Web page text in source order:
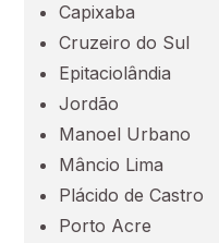
Mato
Mato
Capixaba
Cruzeiro do Sul
Epitaciolândia
Jordão
Manoel Urbano
Mâncio Lima
Plácido de Castro
Porto Acre